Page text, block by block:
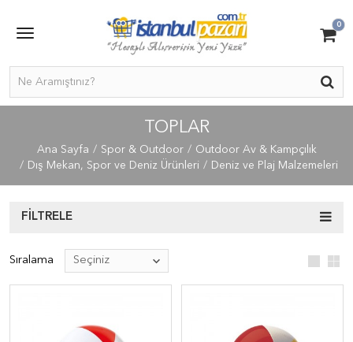
0
TOPLAR
Ana Sayfa Spor & Outdoor
Outdoor Av & Kampçılık
Dış Mekan, Spor ve Deniz Ürünleri
Deniz ve Plaj Malzemeleri
FILTRELE
Sıralama